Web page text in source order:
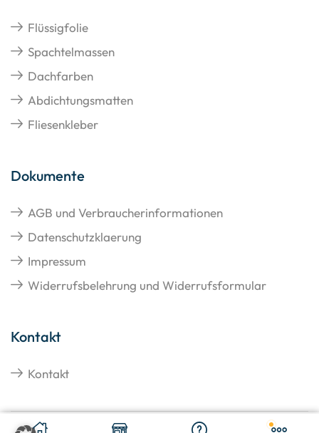
Flüssigfolie
Spachtelmassen
Dachfarben
Abdichtungsmatten
Fliesenkleber
Dokumente
AGB und Verbraucherinformationen
Datenschutzklaerung
Impressum
Widerrufsbelehrung und Widerrufsformular
Kontakt
Kontakt